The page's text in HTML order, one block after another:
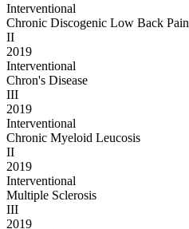
Interventional
Chronic Discogenic Low Back Pain
II
2019
Interventional
Chron's Disease
III
2019
Interventional
Chronic Myeloid Leucosis
II
2019
Interventional
Multiple Sclerosis
III
2019